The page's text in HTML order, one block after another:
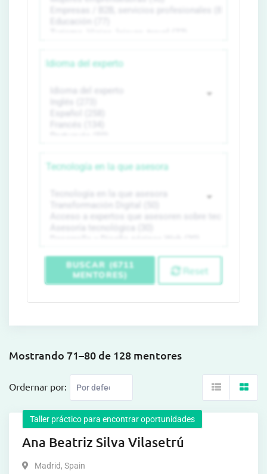
Idioma del experto
Tecnología en la que asesora
BUSCAR (6711
MENTORES)
Reset
Mostrando 71–80 de 128 mentores
Ordernar por:
Taller práctico para encontrar oportunidades
Ana Beatriz Silva Vilasetrú
Madrid, Spain